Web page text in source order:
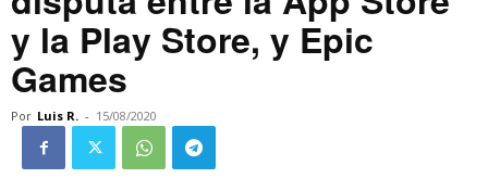
y la Play Store, y Epic
Games
Por Luis R. - 15/08/2020